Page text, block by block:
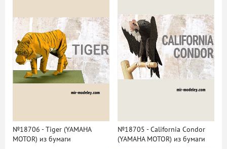
№18706 - Tiger (YAMAHA
MOTOR) из бумаги
№18705 - California Condor
(YAMAHA MOTOR) из бумаги